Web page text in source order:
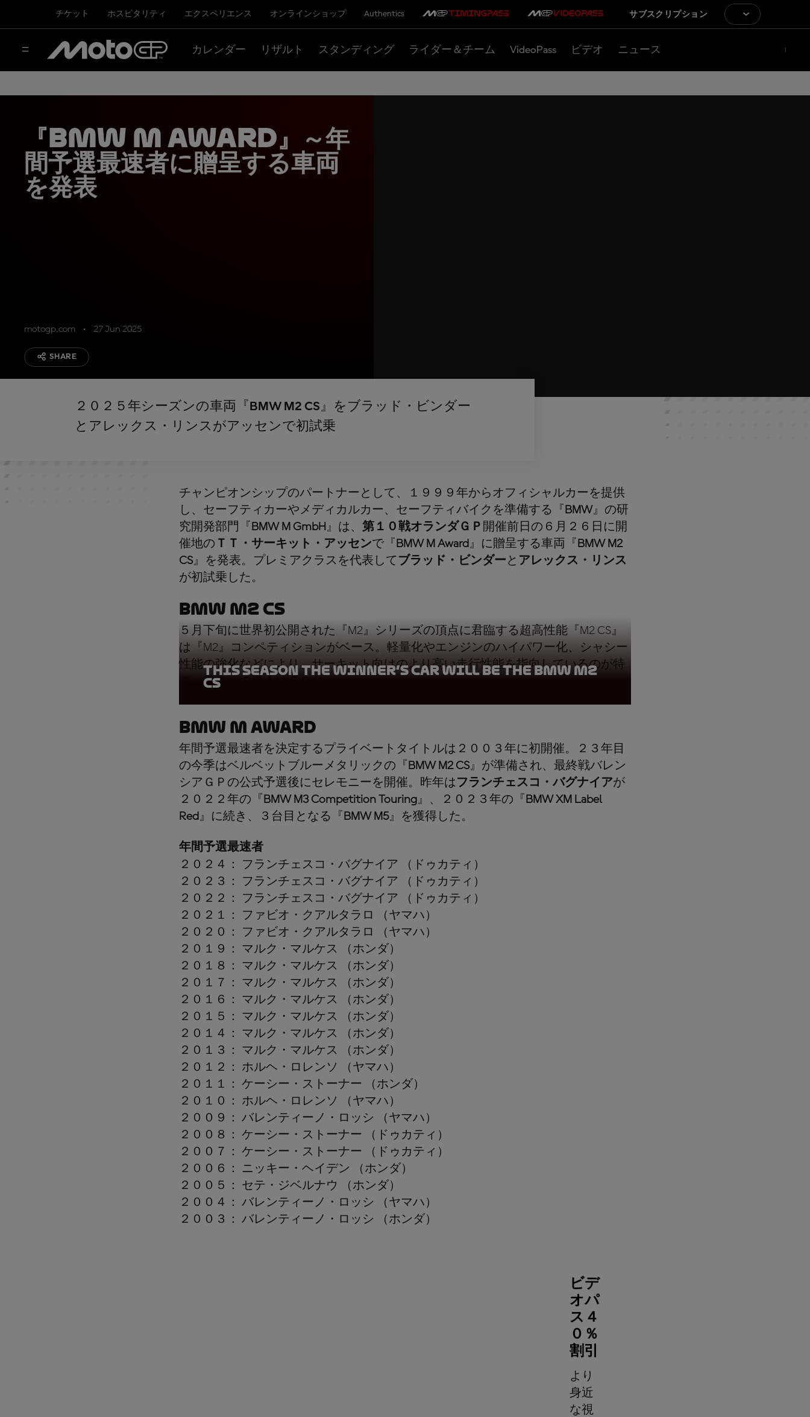
チケット ホスピタリティ エクスペリエンス オンラインショップ Authentics サブスクリプション
カレンダー リザルト スタンディング ライダー＆チーム VideoPass ビデオ ニュース
『BMW M Award』～年
間予選最速者に贈呈する車両
を発表
motogp.com 27 Jun 2025
SHARE
２０２５年シーズンの車両『BMW M2 CS』をブラッド・ビンダー
とアレックス・リンスがアッセンで初試乗
チャンピオンシップのパートナーとして、１９９９年からオフィシャルカーを提供
し、セーフティカーやメディカルカー、セーフティバイクを準備する『 BMW』の研
究開発部門『 BMW M GmbH』は、 第１０戦オランダＧＰ 開催前日の６月２６日に開
催地の ＴＴ・サーキット・アッセンで『 BMW M Award』に贈呈する車両『 BMW M2
CS』を発表。プレミアクラスを代表して ブラッド・ビンダー と アレックス・リンス
が初試乗した。
BMW M2 CS
５月下旬に世界初公開された『M2』シリーズの頂点に君臨する超高性能『M2 CS』
は『M2』コンペティションがベース。軽量化やエンジンのハイパワー化、シャシー
性能の強化などにより、サーキット向けのより高い走行性能を指向しているのが特
徴。日本への導入は６０台。
This season the winner’s car will be the BMW M2
CS
BMW M Award
年間予選最速者を決定するプライベートタイトルは２００３年に初開催。２３年目
の今季はベルベットブルーメタリックの『 BMW M2 CS』が準備され、最終戦バレン
シアＧＰの公式予選後にセレモニーを開催。昨年は フランチェスコ・バグナイアが
２０２２年の『 BMW M3 Competition Touring』、２０２３年の『 BMW XM Label
Red』に続き、３台目となる『 BMW M5』を獲得した。
年間予選最速者
２０２４： フランチェスコ・バグナイア （ドゥカティ）
２０２３： フランチェスコ・バグナイア （ドゥカティ）
２０２２： フランチェスコ・バグナイア （ドゥカティ）
２０２１： ファビオ・クアルタラロ （ヤマハ）
２０２０： ファビオ・クアルタラロ （ヤマハ）
２０１９： マルク・マルケス （ホンダ）
２０１８： マルク・マルケス （ホンダ）
２０１７： マルク・マルケス （ホンダ）
２０１６： マルク・マルケス （ホンダ）
２０１５： マルク・マルケス （ホンダ）
２０１４： マルク・マルケス （ホンダ）
２０１３： マルク・マルケス （ホンダ）
２０１２： ホルヘ・ロレンソ （ヤマハ）
２０１１： ケーシー・ストーナー （ホンダ）
２０１０： ホルヘ・ロレンソ （ヤマハ）
２００９： バレンティーノ・ロッシ （ヤマハ）
２００８： ケーシー・ストーナー （ドゥカティ）
２００７： ケーシー・ストーナー （ドゥカティ）
２００６： ニッキー・ヘイデン （ホンダ）
２００５： セテ・ジベルナウ （ホンダ）
２００４： バレンティーノ・ロッシ （ヤマハ）
２００３： バレンティーノ・ロッシ （ホンダ）
ビデ
オパ
ス４
０％
割引
より
身近
な視